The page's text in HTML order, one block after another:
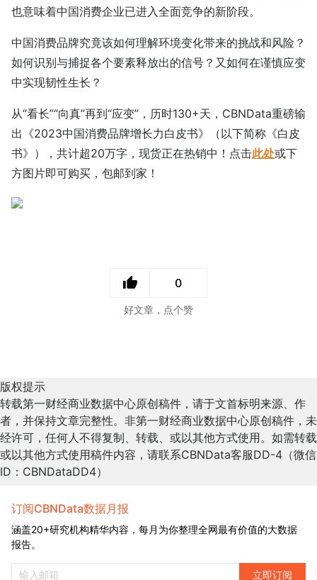
也意味着中国消费企业已进入全面竞争的新阶段。
中国消费品牌究竟该如何理解环境变化带来的挑战和风险？
如何识别与捕捉各个要素释放出的信号？又如何在谨慎应变
中实现韧性生长？
从“看长”“向真”再到“应变”，历时130+天，CBNData重磅输
出《2023中国消费品牌增长力白皮书》（以下简称《白皮
书》），共计超20万字，现货正在热销中！点击此处或下
方图片即可购买，包邮到家！
0
好文章，点个赞
版权提示
转载第一财经商业数据中心原创稿件，请于文首标明来源、作
者，并保持文章完整性。非第一财经商业数据中心原创稿件，未
经许可，任何人不得复制、转载、或以其他方式使用。如需转载
或以其他方式使用稿件内容，请联系CBNData客服DD-4（微信
ID：CBNDataDD4）
订阅CBNData数据月报
涵盖20+研究机构精华内容，每月为你整理全网最有价值的大数据
报告。
立即订阅